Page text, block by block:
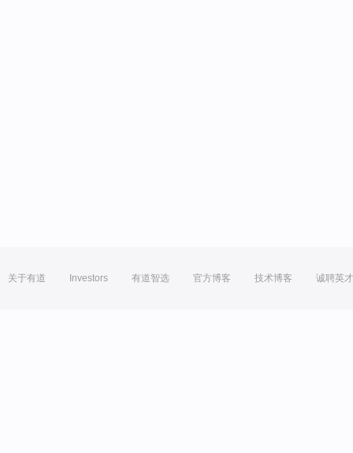
关于有道 Investors 有道智选 官方博客 技术博客 诚聘英才